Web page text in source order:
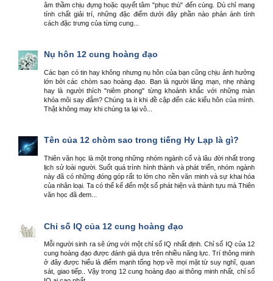
âm thầm chịu đựng hoặc quyết tâm "phục thù" đến cùng. Dù chỉ mang
tính chất giải trí, những đặc điểm dưới đây phần nào phản ánh tính
cách đặc trưng của từng cung...
Nụ hôn 12 cung hoàng đạo
Các bạn có tin hay không nhưng nụ hôn của bạn cũng chịu ảnh hưởng
lớn bởi các chòm sao hoàng đạo. Bạn là người lãng mạn, nhẹ nhàng
hay là người thích "niêm phong" từng khoảnh khắc với những màn
khóa môi say đắm? Chúng ta ít khi đề cập đến các kiểu hôn của mình.
Thật không may khi chúng ta lại vô...
Tên của 12 chòm sao trong tiếng Hy Lạp là gì?
Thiên văn học là một trong những nhóm ngành cổ và lâu đời nhất trong
lịch sử loài người. Suốt quá trình hình thành và phát triển, nhóm ngành
này đã có những đóng góp rất to lớn cho nền văn minh và sự khai hóa
của nhân loại. Ta có thể kể đến một số phát hiện và thành tựu mà Thiên
văn học đã đem...
Chỉ số IQ của 12 cung hoàng đạo
Mỗi người sinh ra sẽ ứng với một chỉ số IQ nhất định. Chỉ số IQ của 12
cung hoàng đạo được đánh giá dựa trên nhiều năng lực. Trí thông minh
ở đây được hiểu là điểm mạnh tổng hợp về mọi mặt từ suy nghĩ, quan
sát, giao tiếp.. Vậy trong 12 cung hoàng đạo ai thông minh nhất, chỉ số